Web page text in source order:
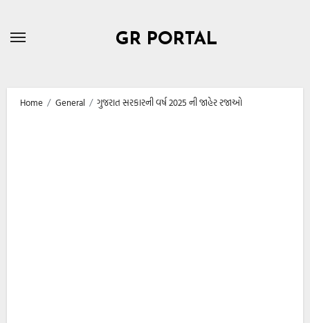
content
GR PORTAL
Home General ગુજરાત સરકારની વર્ષ 2025 ની જાહેર રજાઓ